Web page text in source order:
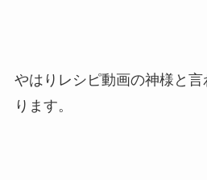
やはりレシピ動画の神様と
ります。